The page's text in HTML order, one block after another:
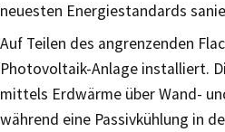
neuesten Energiestandards
Auf Teilen des angrenzenden
Photovoltaik-Anlage installiert.
mittels Erdwärme über Wand-
während eine Passivkühlung in